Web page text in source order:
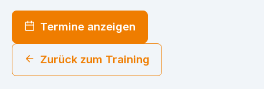
Termine anzeigen
Zurück zum Training